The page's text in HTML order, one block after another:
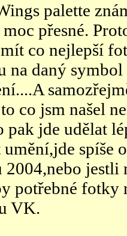
palette
přesné.
co nejlepší
na daný symbol
co jsm našel
jde udělat
spíše
jestli
potřebné fotky
VK.